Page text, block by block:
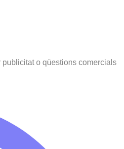
o qüestions comercials